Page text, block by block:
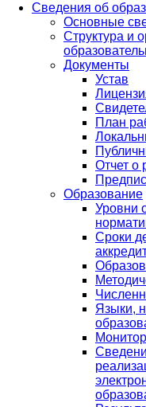
Сведения об
Основные
Структура и
Документы
Устав
План
Отчет о
Образование
Уровни
Сроки
Языки,